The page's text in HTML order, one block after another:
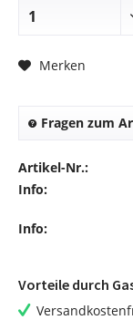
Merken
Fragen zum
Artikel-Nr.:
Info:
Info:
Vorteile durch